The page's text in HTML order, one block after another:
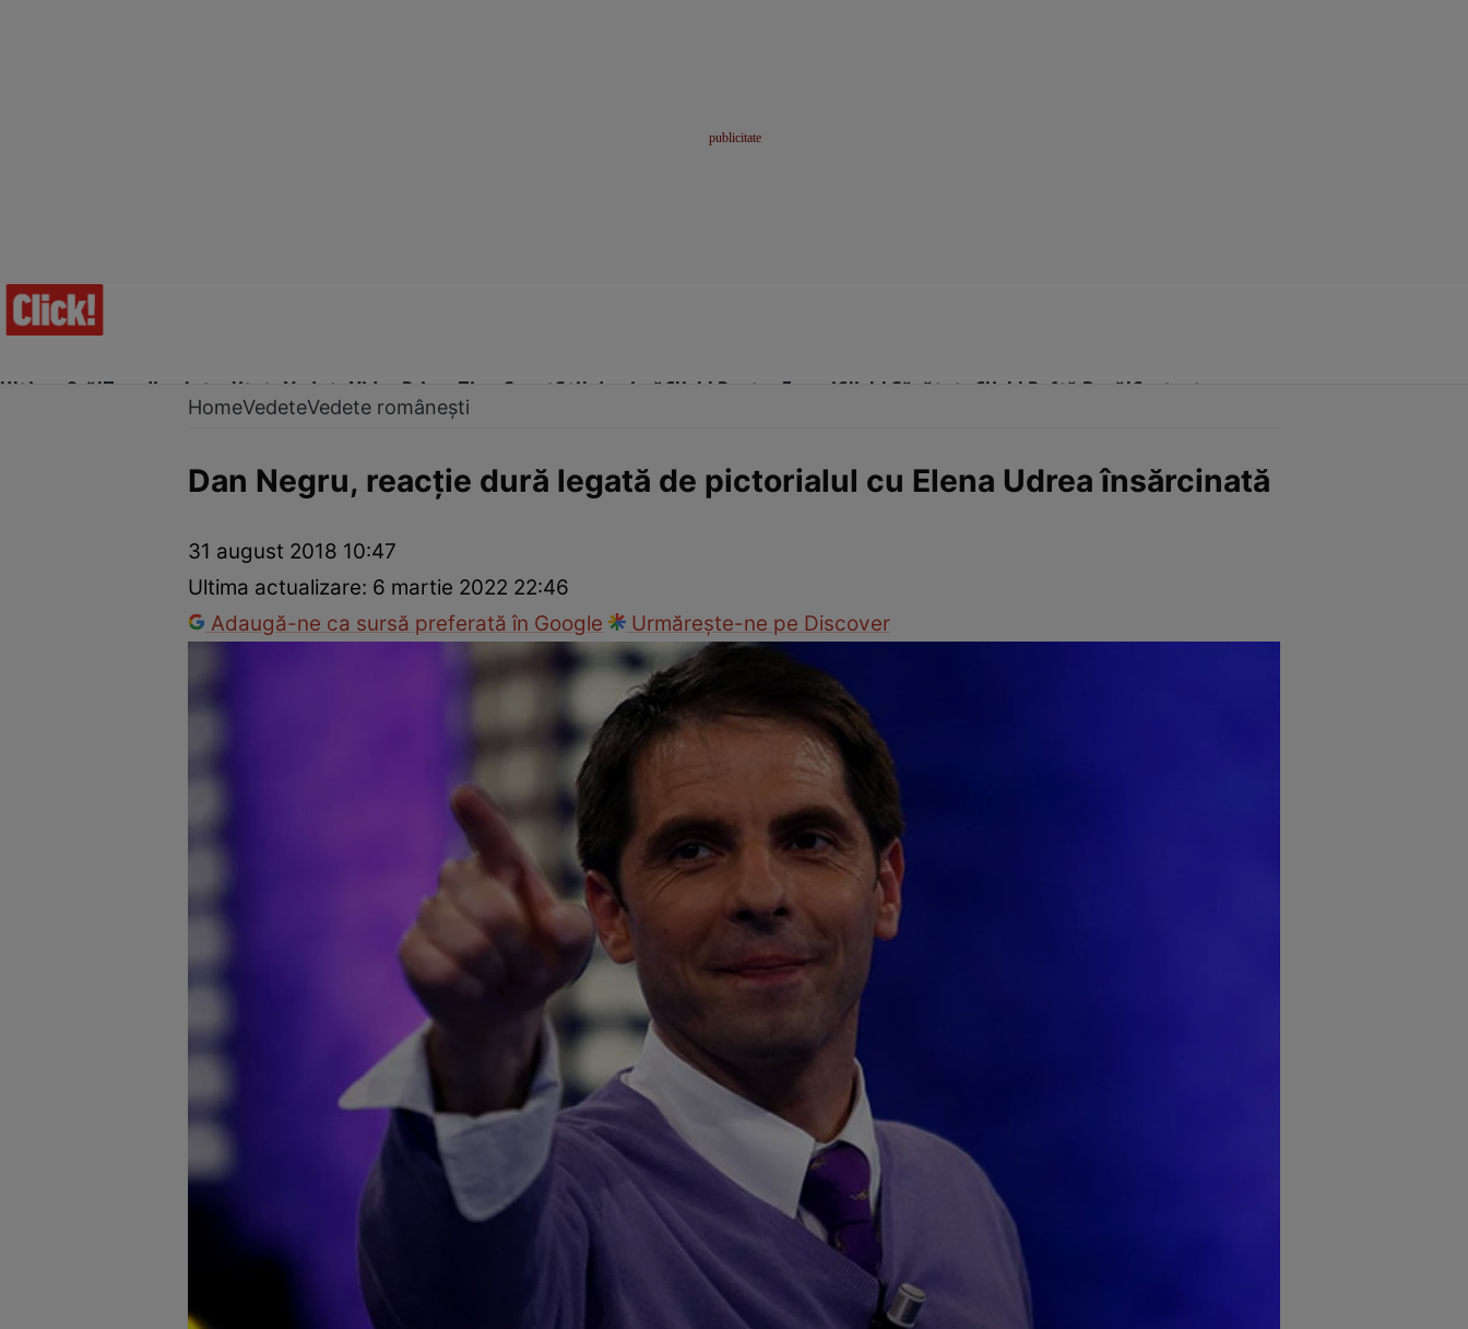
Ultima Oră!Trending Actualitate Vedete Video Prime Time SportStil de viațăClick! Pentru FemeiClick! Sănătate Click! Poftă Bună!Contact
Vedete internaționaleVedete româneștiInterviurile Click!
HomeVedeteVedete românești
Dan Negru, reacție dură legată de pictorialul cu Elena Udrea însărcinată
31 august 2018 10:47
Ultima actualizare: 6 martie 2022 22:46
Adaugă-ne ca sursă preferată în Google
Urmărește-ne pe Discover